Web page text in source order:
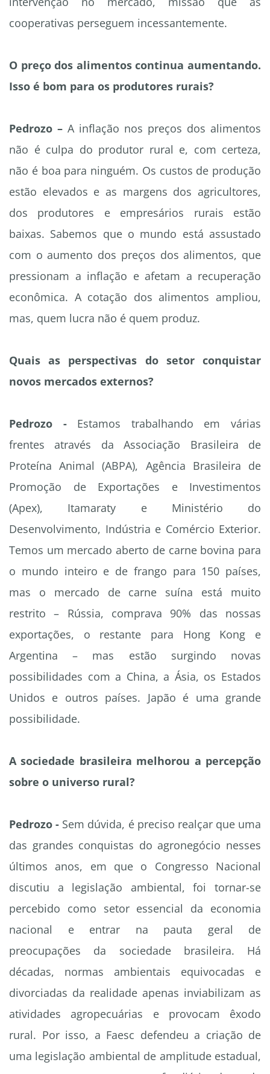
cooperativas perseguem incessantemente.
O preço dos alimentos continua aumentando.
Isso é bom para os produtores rurais?
Pedrozo – A inflação nos preços dos alimentos
não é culpa do produtor rural e, com certeza,
não é boa para ninguém. Os custos de produção
estão elevados e as margens dos agricultores,
dos produtores e empresários rurais estão
baixas. Sabemos que o mundo está assustado
com o aumento dos preços dos alimentos, que
pressionam a inflação e afetam a recuperação
econômica. A cotação dos alimentos ampliou,
mas, quem lucra não é quem produz.
Quais as perspectivas do setor conquistar
novos mercados externos?
Pedrozo -Estamos trabalhando em várias
frentes através da Associação Brasileira de
Proteína Animal (ABPA), Agência Brasileira de
Promoção de Exportações e Investimentos
(Apex), Itamaraty e Ministério do
Desenvolvimento, Indústria e Comércio Exterior.
Temos um mercado aberto de carne bovina para
o mundo inteiro e de frango para 150 países,
mas o mercado de carne suína está muito
restrito – Rússia, comprava 90% das nossas
exportações, o restante para Hong Kong e
Argentina – mas estão surgindo novas
possibilidades com a China, a Ásia, os Estados
Unidos e outros países. Japão é uma grande
possibilidade.
A sociedade brasileira melhorou a percepção
sobre o universo rural?
Pedrozo - Sem dúvida, é preciso realçar que uma
das grandes conquistas do agronegócio nesses
últimos anos, em que o Congresso Nacional
discutiu a legislação ambiental, foi tornar-se
percebido como setor essencial da economia
nacional e entrar na pauta geral de
preocupações da sociedade brasileira. Há
décadas, normas ambientais equivocadas e
divorciadas da realidade apenas inviabilizam as
atividades agropecuárias e provocam êxodo
rural. Por isso, a Faesc defendeu a criação de
uma legislação ambiental de amplitude estadual,